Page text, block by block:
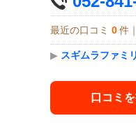
最近の口コミ 0 件
▶ スギムラファミ
口コミを